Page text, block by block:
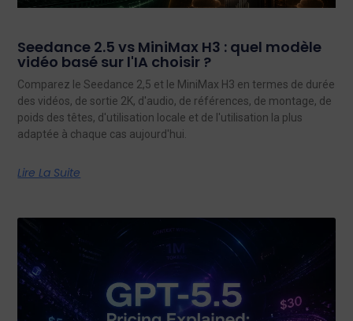
Seedance 2.5 vs MiniMax H3 : quel modèle
vidéo basé sur l'IA choisir ?
Comparez le Seedance 2,5 et le MiniMax H3 en termes de durée
des vidéos, de sortie 2K, d'audio, de références, de montage, de
poids des têtes, d'utilisation locale et de l'utilisation la plus
adaptée à chaque cas aujourd'hui.
Lire La Suite